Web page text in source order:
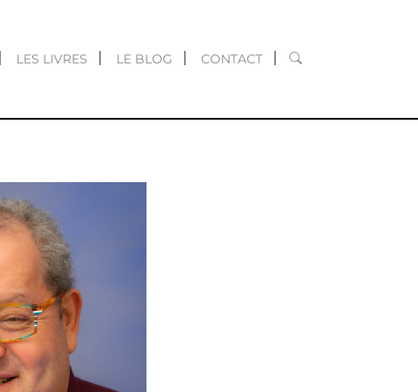
LES LIVRES LE BLOG CONTACT